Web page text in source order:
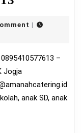
Kotak
TK
Di
BACIRO
Jogja
anak SD, anak